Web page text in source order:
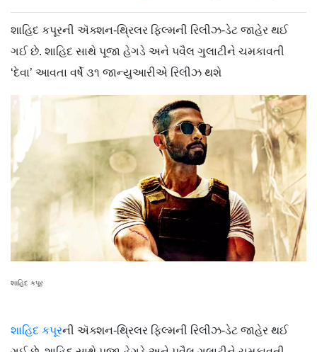
શાહિદ કપૂરની ઍક્શન-થ્રિલર ફિલ્મની રિલીઝ-ડેટ જાહેર થઈ
ગઈ છે. શાહિદ સાથે પૂજા હેગડે અને પવૈલ ગુલાટીને ચમકાવતી
‘દેવા’ આવતા વર્ષે ૩૧ જાન્યુઆરીએ રિલીઝ થશે
શાહિદ કપૂર
શાહિદ કપૂરની ઍક્શન-થ્રિલર ફિલ્મની રિલીઝ-ડેટ જાહેર થઈ